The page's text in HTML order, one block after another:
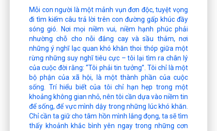
Mỗi con người là một mảnh vụn đơn độc, tuyệt vọng
đi tìm kiếm câu trả lời trên con đường gấp khúc đầy
sóng gió. Nơi mọi niềm vui, niềm hạnh phúc phải
nhường chỗ cho nỗi đắng cay và sầu thảm, nơi
những ý nghĩ lạc quan khó khăn thoi thóp giữa một
rừng những suy nghĩ tiêu cực – tôi lại tìm ra chân lý
của cuộc đời rằng: “Tôi phải tin tưởng”. Tôi chỉ là một
bộ phận của xã hội, là một thành phần của cuộc
sống. Trí hiểu biết của tôi chỉ hạn hẹp trong một
khoảng không gian nhỏ, nên tôi cần dựa vào niềm tin
để sống, để vực mình dậy trong những lúc khó khăn.
Chỉ cần ta giữ cho tâm hồn mình lắng đọng, ta sẽ tìm
thấy khoảnh khắc bình yên ngay trong những cơn